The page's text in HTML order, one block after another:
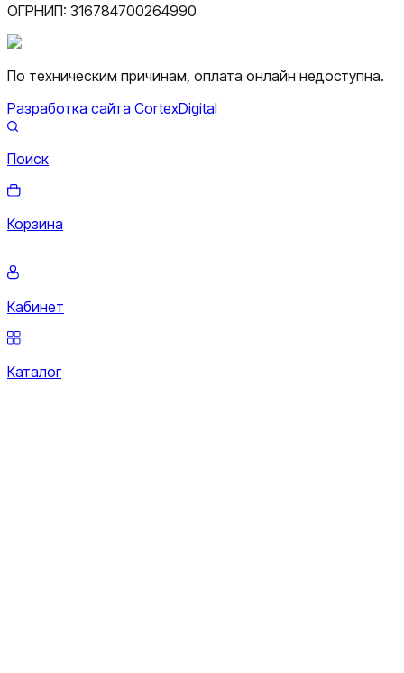
ОГРНИП: 316784700264990
По техническим причинам, оплата онлайн недоступна.
Разработка сайта CortexDigital
Поиск
Корзина
Кабинет
Каталог